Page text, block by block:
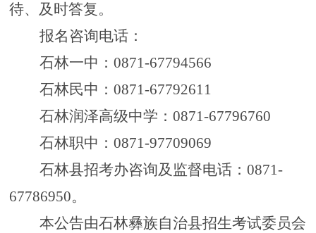
待、及时答复。
报名咨询电话：
石林一中： 0871-67794566
石林民中： 0871-67792611
石林润泽高级中学： 0871-67796760
石林职中： 0871-97709069
石林县招考办咨询及监督电话： 0871-
67786950。
本公告由石林彝族自治县招生考试委员会